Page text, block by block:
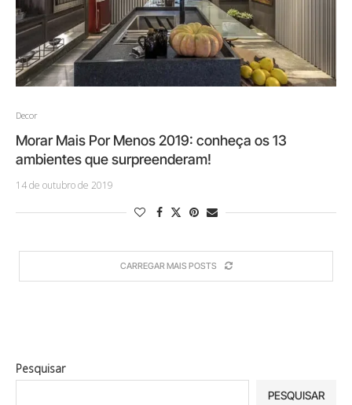
Decor
Morar Mais Por Menos 2019: conheça os 13
ambientes que surpreenderam!
14 de outubro de 2019
CARREGAR MAIS POSTS
Pesquisar
PESQUISAR